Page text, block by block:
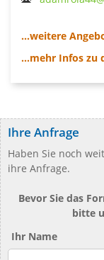
...weitere
...mehr Infos zu
Ihre Anfrage
Haben Sie noch
ihre Anfrage.
Bevor Sie das
bitte
Ihr Name